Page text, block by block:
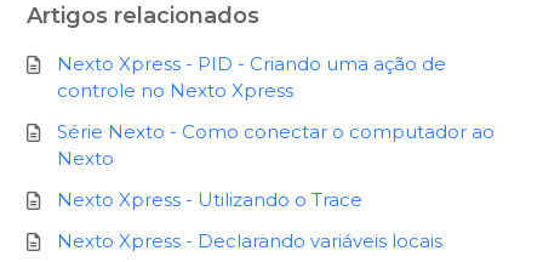
Artigos relacionados
Nexto Xpress - PID - Criando uma ação de
controle no Nexto Xpress
Série Nexto - Como conectar o computador ao
Nexto
Nexto Xpress - Utilizando o Trace
Nexto Xpress - Declarando variáveis locais